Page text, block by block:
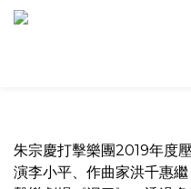
朱宗慶打擊樂團2019年度
演李小平、作曲家洪千惠